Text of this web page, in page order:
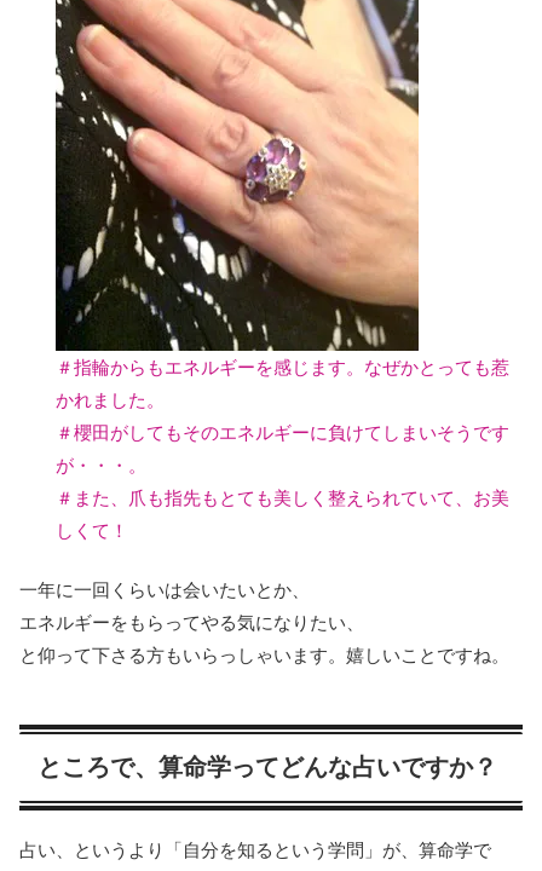
＃指輪からもエネルギーを感じます。なぜかとっても惹
かれました。
＃櫻田がしてもそのエネルギーに負けてしまいそうです
が・・・。
＃また、爪も指先もとても美しく整えられていて、お美
しくて！
一年に一回くらいは会いたいとか、
エネルギーをもらってやる気になりたい、
と仰って下さる方もいらっしゃいます。嬉しいことですね。
ところで、算命学ってどんな占いですか？
占い、というより「自分を知るという学問」が、算命学で